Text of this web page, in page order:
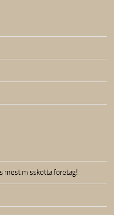
mest misskötta företag!